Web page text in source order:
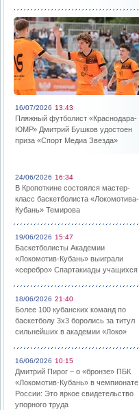
16/07/2026 13:43
Пляжный футболист «Краснодара-
ЮМР» Дмитрий Бушков удостоен
приза «Спорт Медиа Звезда»
24/06/2026 16:34
В Кропоткине состоялся мастер-
класс баскетболиста «Локомотива-
Кубань» Темирова
19/06/2026 15:47
Баскетболисты Академии
«Локомотив-Кубань» выиграли
«серебро» Спартакиады учащихся
18/06/2026 21:40
Более 100 кубанских команд по
баскетболу 3х3 боролись за титул
сильнейших в академии «Локо»
16/06/2026 10:15
Дмитрий Пирог – о «бронзе» ПБК
«Локомотив-Кубань» в чемпионате
России: Это яркое свидетельство
упорного труда